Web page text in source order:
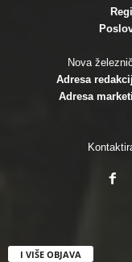
Nova
Adresa
Adresa
I VIŠE OBJAVA